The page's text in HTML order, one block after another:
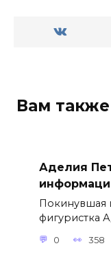
Вам
Аделия
Покинувшая
фигуристка
0 358